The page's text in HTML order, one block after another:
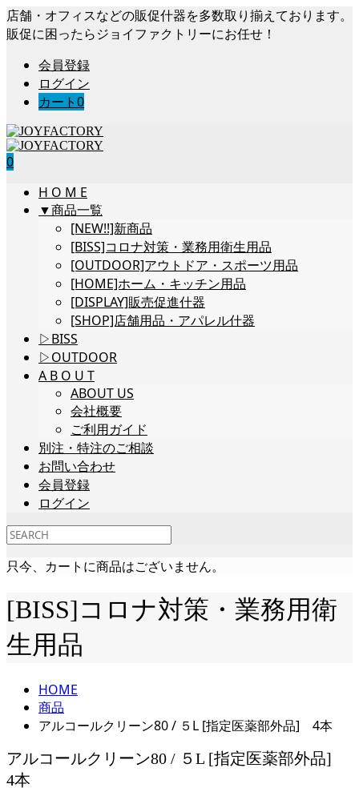
店舗・オフィスなどの販促什器を多数取り揃えております。
販促に困ったらジョイファクトリーにお任せ！
会員登録
ログイン
カート0
0
H O M E
▼商品一覧
[NEW!!]新商品
[BISS]コロナ対策・業務用衛生用品
[OUTDOOR]アウトドア・スポーツ用品
[HOME]ホーム・キッチン用品
[DISPLAY]販売促進什器
[SHOP]店舗用品・アパレル什器
▷BISS
▷OUTDOOR
A B O U T
ABOUT US
会社概要
ご利用ガイド
別注・特注のご相談
お問い合わせ
会員登録
ログイン
只今、カートに商品はございません。
[BISS]コロナ対策・業務用衛
生用品
HOME
商品
アルコールクリーン80 / ５L [指定医薬部外品] 4本
アルコールクリーン80 / ５L [指定医薬部外品]
4本